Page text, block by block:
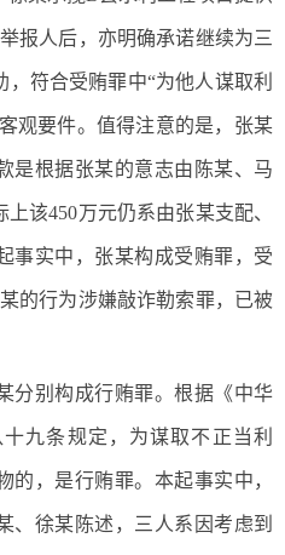
报人后，亦明确承诺继续为三
符合受贿罪中“为他人谋取利
观要件。值得注意的是，张某
是根据张某的意志由陈某、马
该450万元仍系由张某支配、
事实中，张某构成受贿罪，受
的行为涉嫌敲诈勒索罪，已被
别构成行贿罪。根据《中华
九条规定，为谋取不正当利
的，是行贿罪。本起事实中，
、徐某陈述，三人系因考虑到